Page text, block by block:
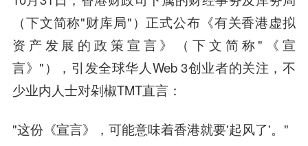
（下文简称"财库局"）正式公布《有关香港虚拟
资产发展的政策宣言》（下文简称"《宣
言》"），引发全球华人Web 3创业者的关注，不
少业内人士对剁椒TMT直言：
"这份《宣言》，可能意味着香港就要'起风了'。"